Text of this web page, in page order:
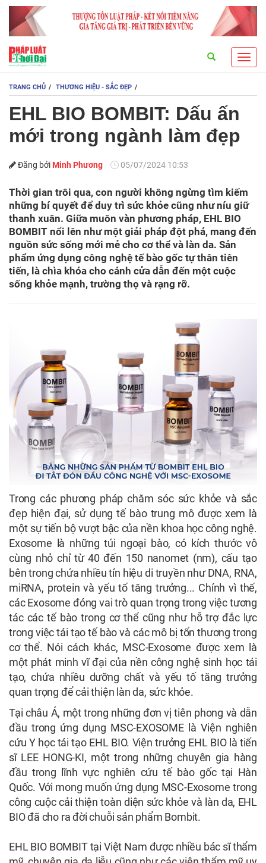
TRANG CHỦ THƯƠNG HIỆU - SẮC ĐẸP
EHL BIO BOMBIT: Dấu ấn
mới trong ngành làm đẹp
Đăng bởi Minh Phương 05/07/2024 10:53
Thời gian trôi qua, con người không ngừng tìm kiếm
những bí quyết để duy trì sức khỏe cũng như níu giữ
thanh xuân. Giữa muôn vàn phương pháp, EHL BIO
BOMBIT nổi lên như một giải pháp đột phá, mang đến
nguồn sức sống mới mẻ cho cơ thể và làn da. Sản
phẩm ứng dụng công nghệ tế bào gốc tự thân tiên
tiến, là chìa khóa cho cánh cửa dẫn đến một cuộc
sống khỏe mạnh, trường thọ và rạng rỡ.
Trong các phương pháp chăm sóc sức khỏe và sắc
đẹp hiện đại, sử dụng tế bào trung mô được xem là
một sự tiến bộ vượt bậc của nền khoa học công nghệ.
Exosome là những túi ngoại bào, có kích thước vô
cùng nhỏ chỉ từ 40 đến 150 nanomet (nm), cấu tạo
bên trong chứa nhiều tín hiệu di truyền như DNA, RNA,
miRNA, protein và yếu tố tăng trưởng... Chính vì thế,
các Exosome đóng vai trò quan trọng trong việc tương
tác các tế bào trong cơ thể cũng như hỗ trợ đắc lực
trong việc tái tạo tế bào và các mô bị tổn thương trong
cơ thể. Nói cách khác, MSC-Exosome được xem là
một phát minh vĩ đại của nền công nghệ sinh học tái
tạo, chứa nhiều dưỡng chất và yếu tố tăng trưởng
quan trọng để cải thiện làn da, sức khỏe.
Tại châu Á, một trong những đơn vị tiên phong và dẫn
đầu trong ứng dụng MSC-EXOSOME là Viện nghiên
cứu Y học tái tạo EHL BIO. Viện trưởng EHL BIO là tiến
sĩ LEE HONG-KI, một trong những chuyên gia hàng
đầu trong lĩnh vực nghiên cứu tế bào gốc tại Hàn
Quốc. Với mong muốn ứng dụng MSC-Exosome trong
công cuộc cải thiện toàn diện sức khỏe và làn da, EHL
BIO đã cho ra đời chuỗi sản phẩm Bombit.
EHL BIO BOMBIT tại Việt Nam được nhiều bác sĩ thẩm